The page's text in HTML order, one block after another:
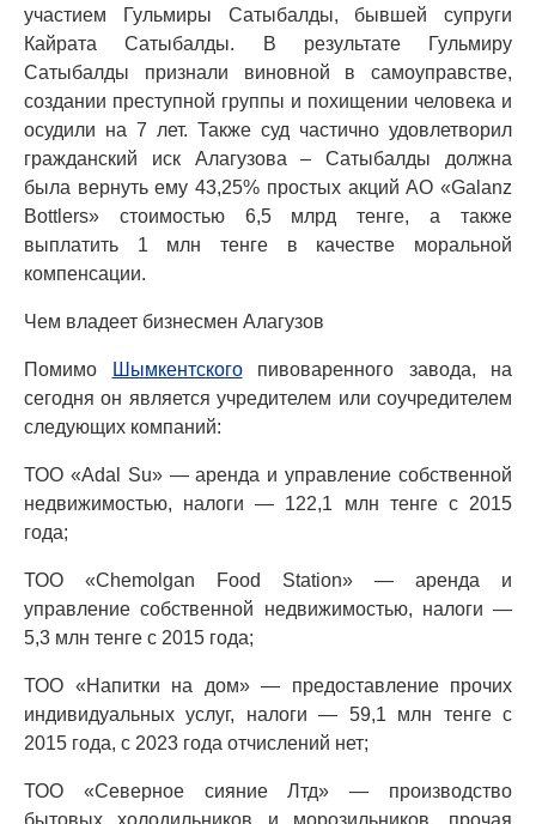
участием Гульмиры Сатыбалды, бывшей супруги
Кайрата Сатыбалды. В результате Гульмиру
Сатыбалды признали виновной в самоуправстве,
создании преступной группы и похищении человека и
осудили на 7 лет. Также суд частично удовлетворил
гражданский иск Алагузова – Сатыбалды должна
была вернуть ему 43,25% простых акций АО «Galanz
Bottlers» стоимостью 6,5 млрд тенге, а также
выплатить 1 млн тенге в качестве моральной
компенсации.
Чем владеет бизнесмен Алагузов
Помимо Шымкентскогопивоваренного завода, на
сегодня он является учредителем или соучредителем
следующих компаний:
ТОО «Adal Su» — аренда и управление собственной
недвижимостью, налоги — 122,1 млн тенге с 2015
года;
ТОО «Chemolgan Food Station» — аренда и
управление собственной недвижимостью, налоги —
5,3 млн тенге с 2015 года;
ТОО «Напитки на дом» — предоставление прочих
индивидуальных услуг, налоги — 59,1 млн тенге с
2015 года, с 2023 года отчислений нет;
ТОО «Северное сияние Лтд» — производство